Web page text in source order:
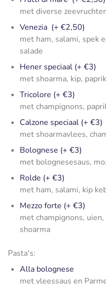
met diverse
Venezia (+ €2,50)
met ham, salami, spek
salade
Hener speciaal (+ €3)
met shoarma, kip,
Tricolore (+ €3)
met champignons,
Calzone speciaal (+ €3)
met shoarmavlees,
Bolognese (+ €3)
met bolognesesaus,
Rolde (+ €3)
met ham, salami, kip
Mezzo forte (+ €3)
met champignons,
shoarma
Pasta's:
Alla bolognese
met vleessaus en